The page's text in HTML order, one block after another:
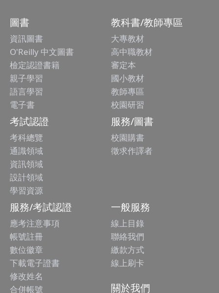
圖書
資訊圖書
O'Reilly 中文圖書
檢定認證書籍
親子學習
語言學習
電子書
教科書/教師專區
大專教材
高中職教材
審定本
國小教材
教師專區
校園研習
考試認證
考科總覽
通識領域
資訊領域
設計領域
學習資源
服務/圖書
校園購書
徵求作譯者
服務/考試認證
應考注意事項
帳號註冊
數位徽章
下載電子證書
修改姓名
合併帳號
一般服務
線上目錄
聯絡我們
繳款方式
線上刷卡
關於我們